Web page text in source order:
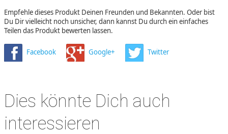
Empfehle dieses Produkt Deinen Freunden und Bekannten. Oder bist
Du Dir vielleicht noch unsicher, dann kannst Du durch ein einfaches
Teilen das Produkt bewerten lassen.
Facebook Google+ Twitter
Dies könnte Dich auch
interessieren